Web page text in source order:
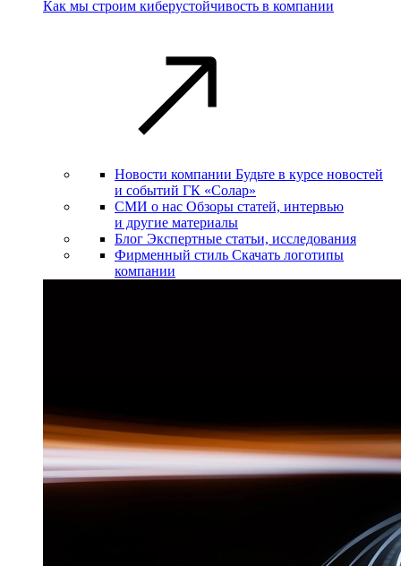
Как мы строим киберустойчивость в компании
Новости компании Будьте в курсе новостей
и событий ГК «Солар»
СМИ о нас Обзоры статей, интервью
и другие материалы
Блог Экспертные статьи, исследования
Фирменный стиль Скачать логотипы
компании